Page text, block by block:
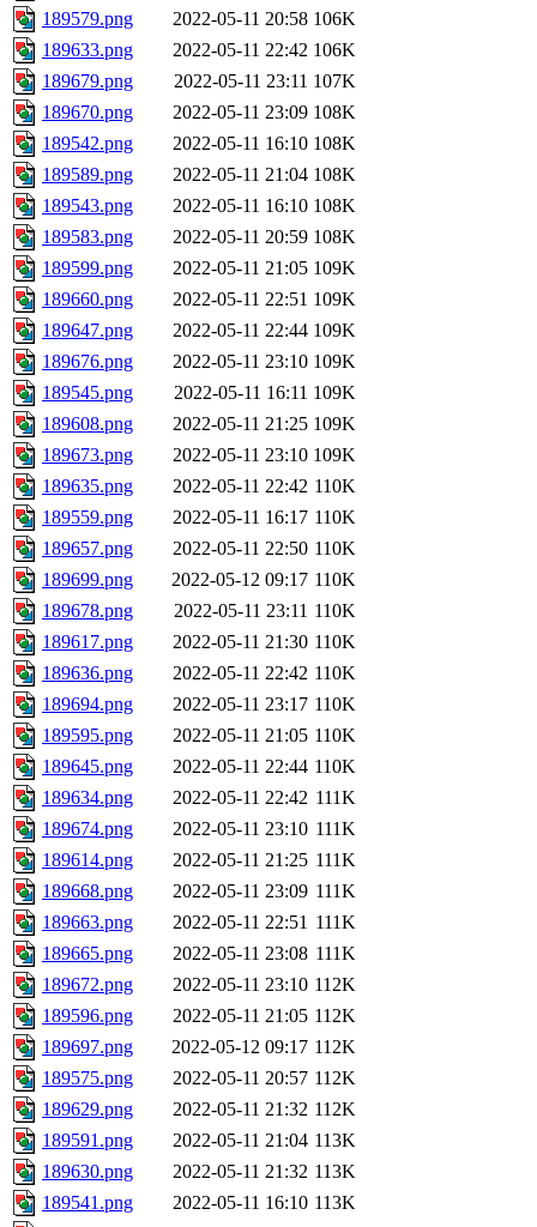
189579.png
2022-05-11 20:58 106K
189633.png
2022-05-11 22:42 106K
189679.png
2022-05-11 23:11 107K
189670.png
2022-05-11 23:09 108K
189542.png
2022-05-11 16:10 108K
189589.png
2022-05-11 21:04 108K
189543.png
2022-05-11 16:10 108K
189583.png
2022-05-11 20:59 108K
189599.png
2022-05-11 21:05 109K
189660.png
2022-05-11 22:51 109K
189647.png
2022-05-11 22:44 109K
189676.png
2022-05-11 23:10 109K
189545.png
2022-05-11 16:11 109K
189608.png
2022-05-11 21:25 109K
189673.png
2022-05-11 23:10 109K
189635.png
2022-05-11 22:42 110K
189559.png
2022-05-11 16:17 110K
189657.png
2022-05-11 22:50 110K
189699.png
2022-05-12 09:17 110K
189678.png
2022-05-11 23:11 110K
189617.png
2022-05-11 21:30 110K
189636.png
2022-05-11 22:42 110K
189694.png
2022-05-11 23:17 110K
189595.png
2022-05-11 21:05 110K
189645.png
2022-05-11 22:44 110K
189634.png
2022-05-11 22:42 111K
189674.png
2022-05-11 23:10 111K
189614.png
2022-05-11 21:25 111K
189668.png
2022-05-11 23:09 111K
189663.png
2022-05-11 22:51 111K
189665.png
2022-05-11 23:08 111K
189672.png
2022-05-11 23:10 112K
189596.png
2022-05-11 21:05 112K
189697.png
2022-05-12 09:17 112K
189575.png
2022-05-11 20:57 112K
189629.png
2022-05-11 21:32 112K
189591.png
2022-05-11 21:04 113K
189630.png
2022-05-11 21:32 113K
189541.png
2022-05-11 16:10 113K